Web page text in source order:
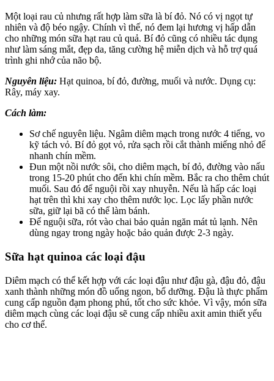
Một loại rau củ nhưng rất hợp làm sữa là bí đỏ. Nó có vị ngọt tự
nhiên và độ béo ngậy. Chính vì thế, nó đem lại hương vị hấp dẫn
cho những món sữa hạt rau củ quả. Bí đỏ cũng có nhiều tác dụng
như làm sáng mắt, đẹp da, tăng cường hệ miễn dịch và hỗ trợ quá
trình ghi nhớ của não bộ.
Nguyên liệu: Hạt quinoa, bí đỏ, đường, muối và nước. Dụng cụ:
Rây, máy xay.
Cách làm:
Sơ chế nguyên liệu. Ngâm diêm mạch trong nước 4 tiếng, vo
kỹ tách vỏ. Bí đỏ gọt vỏ, rửa sạch rồi cắt thành miếng nhỏ để
nhanh chín mềm.
Đun một nồi nước sôi, cho diêm mạch, bí đỏ, đường vào nấu
trong 15-20 phút cho đến khi chín mềm. Bắc ra cho thêm chút
muối. Sau đó để nguội rồi xay nhuyễn. Nếu là hấp các loại
hạt trên thì khi xay cho thêm nước lọc. Lọc lấy phần nước
sữa, giữ lại bã có thể làm bánh.
Để nguội sữa, rót vào chai bảo quản ngăn mát tủ lạnh. Nên
dùng ngay trong ngày hoặc bảo quản được 2-3 ngày.
Sữa hạt quinoa các loại đậu
Diêm mạch có thể kết hợp với các loại đậu như đậu gà, đậu đỏ, đậu
xanh thành những món đồ uống ngon, bổ dưỡng. Đậu là thực phẩm
cung cấp nguồn đạm phong phú, tốt cho sức khỏe. Vì vậy, món sữa
diêm mạch cùng các loại đậu sẽ cung cấp nhiều axit amin thiết yếu
cho cơ thể.